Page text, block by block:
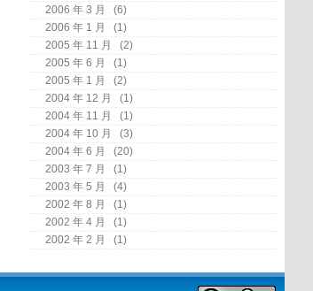
2006 年 3 月
(6)
2006 年 1 月
(1)
2005 年 11 月
(2)
2005 年 6 月
(1)
2005 年 1 月
(2)
2004 年 12 月
(1)
2004 年 11 月
(1)
2004 年 10 月
(3)
2004 年 6 月
(20)
2003 年 7 月
(1)
2003 年 5 月
(4)
2002 年 8 月
(1)
2002 年 4 月
(1)
2002 年 2 月
(1)